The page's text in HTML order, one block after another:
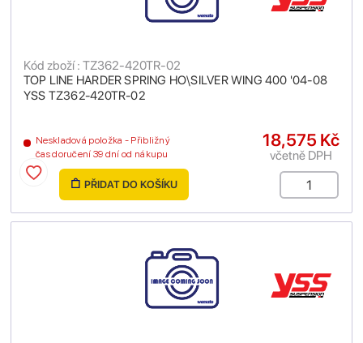
TOP LINE HARDER SPRING HO\SILVER WING 400 '04-08
YSS TZ362-420TR-02
Kód zboží : TZ362-420TR-02
Neskladová položka - Přibližný
čas doručení 39 dní od nákupu
18,575 Kč
včetně DPH
PŘIDAT DO KOŠÍKU